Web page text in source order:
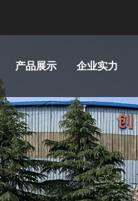
产品展示 企业实力